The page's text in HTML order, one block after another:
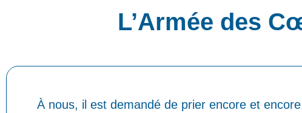
L’Armée des
À nous, il est demandé de prier encore et